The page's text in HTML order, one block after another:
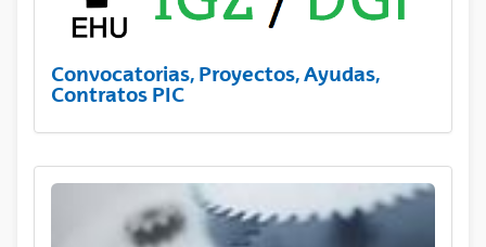
Convocatorias, Proyectos, Ayudas,
Contratos PIC